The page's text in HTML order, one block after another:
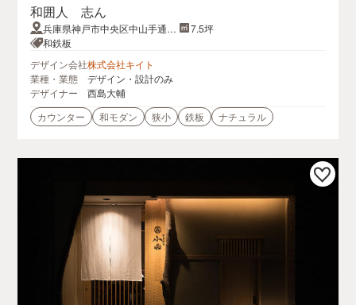
和囲人 志ん
兵庫県神戸市中央区中山手通1-
10-6英和ビル1F
7.5坪
和鉄板
デザイン会社株式会社キイト
業種・業態
デザイン・設計のみ
デザイナー
西島大輔
カウンター
和モダン 狭小 鉄板 ナチュラル